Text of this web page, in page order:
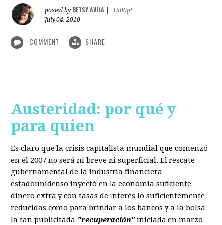
posted by BETSY AVILA
1500pt
July 04, 2010
COMMENT SHARE
Austeridad: por qué y
para quien
Es claro que la crisis capitalista mundial que comenzó
en el 2007 no será ni breve ni superficial. El rescate
gubernamental de la industria financiera
estadounidenso inyectó en la economía suficiente
dinero extra y con tasas de interés lo suficientemente
reducidas como para brindar a los bancos y a la bolsa
la tan publicitada "recuperación" iniciada en marzo